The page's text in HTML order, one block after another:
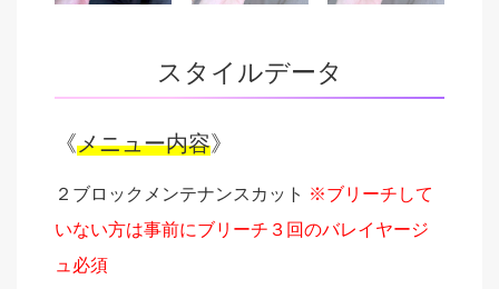
スタイルデータ
《メニュー内容》
２ブロックメンテナンスカット ※ブリーチして
いない方は事前にブリーチ３回のバレイヤージ
ュ必須